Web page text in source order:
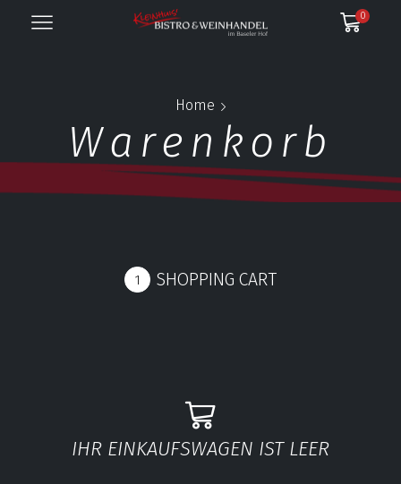
0
Home
Warenkorb
SHOPPING CART
IHR EINKAUFSWAGEN IST LEER